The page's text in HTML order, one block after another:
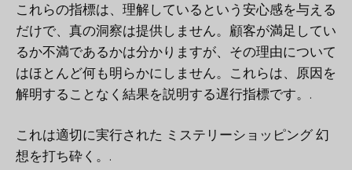
これらの指標は、理解しているという安心感を与える
だけで、真の洞察は提供しません。顧客が満足してい
るか不満であるかは分かりますが、その理由について
はほとんど何も明らかにしません。これらは、原因を
解明することなく結果を説明する遅行指標です。.
これは適切に実行された ミステリーショッピング 幻
想を打ち砕く。.